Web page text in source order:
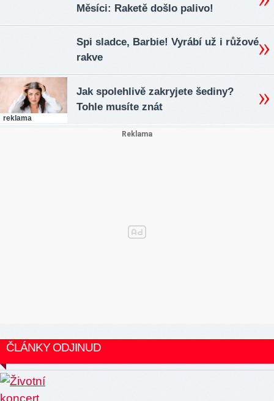
Měsíci: Raketě došlo palivo!
Spi sladce, Barbie! Vyrábí už i růžové
rakve
reklama
Jak spolehlivě zakryjete šediny?
Tohle musíte znát
ČLÁNKY ODJINUD